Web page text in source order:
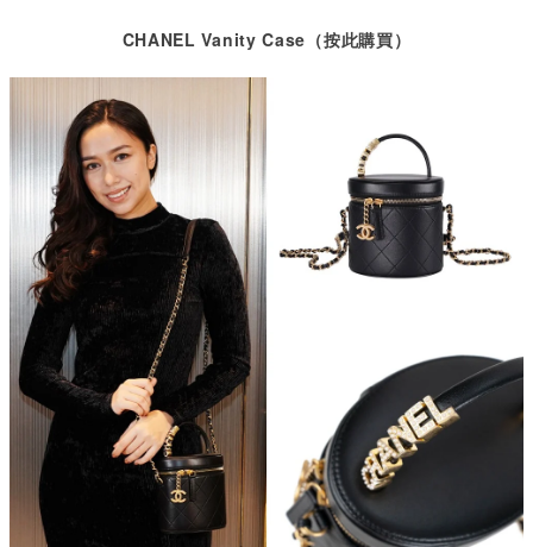
CHANEL Vanity Case（按此購買）